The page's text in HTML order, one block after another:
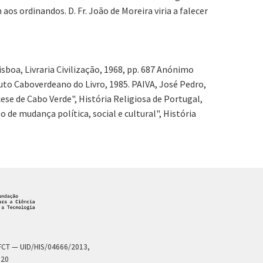
ordinandos. D. Fr. João de Moreira viria a falecer
Livraria Civilização, 1968, pp. 687 Anónimo
Caboverdeano do Livro, 1985. PAIVA, José Pedro,
de Cabo Verde", História Religiosa de Portugal,
de mudança política, social e cultural", História
— UID/HIS/04666/2013,